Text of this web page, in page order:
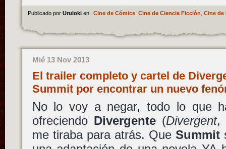
Publicado por Uruloki en Cine de Cómics, Cine de Ciencia Ficción Cine de
Mié 13 Nov 2013
El trailer completo y cartel de
Summit por encontrar un nuevo
No lo voy a negar, todo lo que
ofreciendo Divergente(Divergent,
me tiraba para atrás. QueSummit